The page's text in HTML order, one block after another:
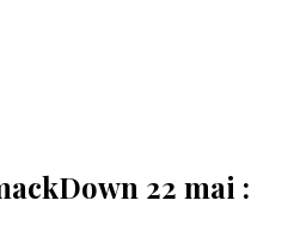
22 mai :